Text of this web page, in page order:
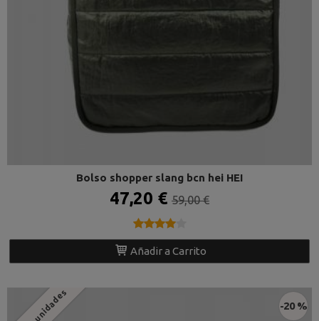
Bolso shopper slang bcn hei HEI
47,20 € 59,00 €
★★★★★
★★★★★
Añadir a Carrito
-20 %